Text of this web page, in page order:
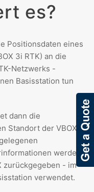
es?
Positionsdaten eines
3i RTK) an die
Netzwerks -
Basisstation tun
dann die
Standort der VBOX,
werden
zurückgegeben - im
verwendet.